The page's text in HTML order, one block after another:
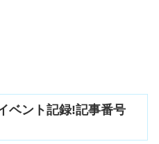
ベント記録!記事番号